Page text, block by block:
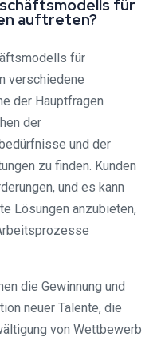
für
auftreten?
für
verschiedene
der Hauptfragen
der
und der
zu finden. Kunden
und es kann
Lösungen anzubieten,
die Gewinnung und
neuer Talente, die
von Wettbewerb